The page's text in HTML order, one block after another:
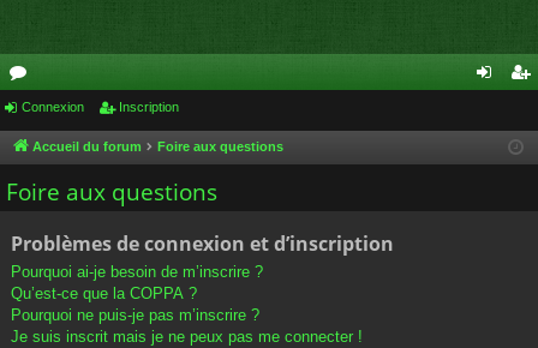
or
u
m
cri
Connexion Inscription
Accueil du forum Foire aux questions
Foire aux questions
Problèmes de connexion et d’inscription
Pourquoi ai-je besoin de m’inscrire ?
Qu’est-ce que la COPPA ?
Pourquoi ne puis-je pas m’inscrire ?
Je suis inscrit mais je ne peux pas me connecter !